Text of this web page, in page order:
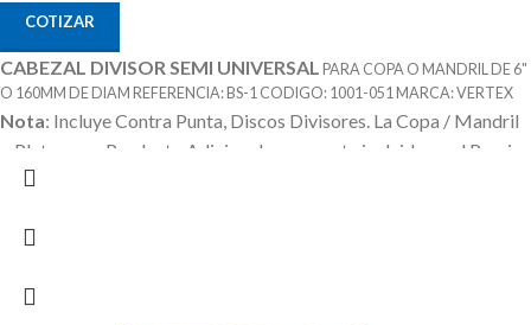
COTIZAR
CABEZAL DIVISOR SEMI UNIVERSAL PARA COPA O MANDRIL DE 6"
O 160MM DE DIAM REFERENCIA: BS-1 CODIGO: 1001-051 MARCA: VERTEX
Nota: Incluye Contra Punta, Discos Divisores. La Copa / Mandril
o Plato es un Producto Adicional que no esta incluido en el Precio